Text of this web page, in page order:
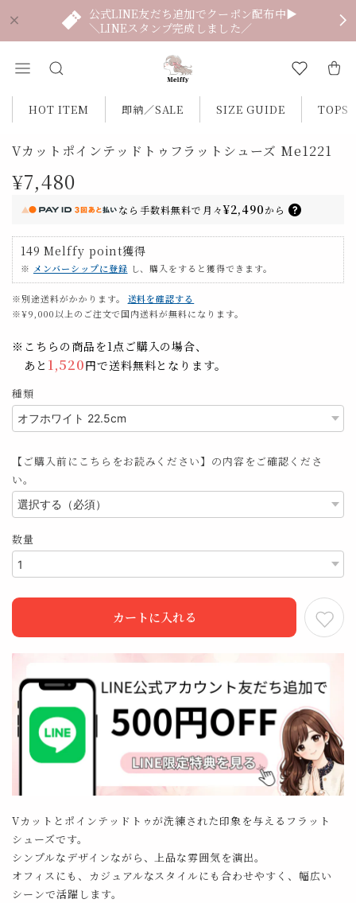
公式LINE友だち追加でクーポン配布中▶
＼LINEスタンプ完成しました／
HOT ITEM 即納／SALE SIZE GUIDE TOPS
Vカットポインテッドトゥフラットシューズ Me1221
¥7,480
なら 手数料無料で 月々¥2,490から
149 Melffy point獲得
※ メンバーシップに登録 し、購入をすると獲得できます。
※別途送料がかかります。
送料を確認する
※¥9,000以上のご注文で国内送料が無料になります。
※こちらの商品を1点ご購入の場合、
あと 1,520円で送料無料となります。
種類
【ご購入前にこちらをお読みください】の内容をご確認くださ
い。
数量
カートに入れる
Vカットとポインテッドトゥが洗練された印象を与えるフラット
シューズです。
シンプルなデザインながら、上品な雰囲気を演出。
オフィスにも、カジュアルなスタイルにも合わせやすく、幅広い
シーンで活躍します。